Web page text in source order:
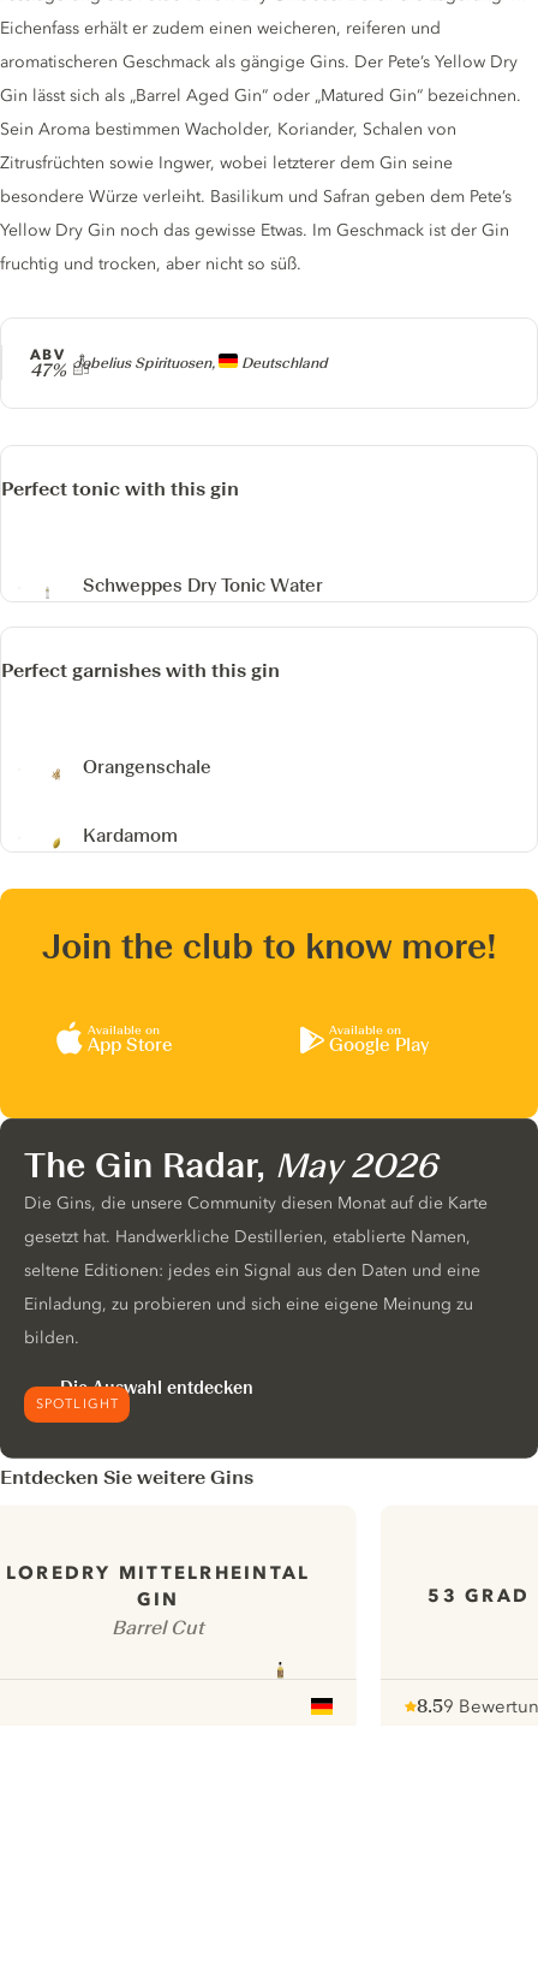
Producer
Jobelius Spirituosen, Deutschland
ABV
47%
Eichenfass erhält er zudem einen weicheren, reiferen und
aromatischeren Geschmack als gängige Gins. Der Pete’s Yellow Dry
Gin lässt sich als „Barrel Aged Gin“ oder „Matured Gin“ bezeichnen.
Sein Aroma bestimmen Wacholder, Koriander, Schalen von
Zitrusfrüchten sowie Ingwer, wobei letzterer dem Gin seine
besondere Würze verleiht. Basilikum und Safran geben dem Pete’s
Yellow Dry Gin noch das gewisse Etwas. Im Geschmack ist der Gin
fruchtig und trocken, aber nicht so süß.
Perfect tonic with this gin
Schweppes Dry Tonic Water
Perfect garnishes with this gin
Orangenschale
Kardamom
Join the club to know more!
Available on
App Store
Available on
Google Play
SPOTLIGHT
The Gin Radar, May 2026
Die Gins, die unsere Community diesen Monat auf die Karte
gesetzt hat. Handwerkliche Destillerien, etablierte Namen,
seltene Editionen: jedes ein Signal aus den Daten und eine
Einladung, zu probieren und sich eine eigene Meinung zu
bilden.
Die Auswahl entdecken
Entdecken Sie weitere Gins
LOREDRY MITTELRHEINTAL
GIN
Barrel Cut
53 GRAD
8.59